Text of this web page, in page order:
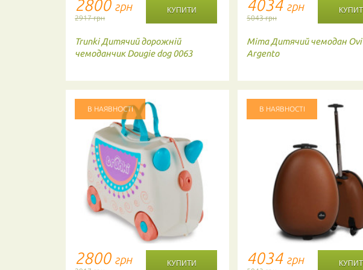
2800 грн
2917 грн
Trunki Дитячий дорожній
чемоданчик Dougie dog 0063
В НАЯВНОСТІ
2800 грн
4034 грн
5043 грн
Mima Дитячий чемодан Ovi
Argento
В НАЯВНОСТІ
4034 грн